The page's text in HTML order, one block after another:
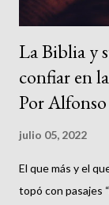
La Biblia y
confiar en
Por
julio 05, 2022
El que más y el
topó con pasajes